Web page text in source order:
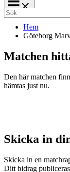
Search
for:
Hem
Göteborg
Matchen
Den här matchen
hämtas just nu.
Skicka in
Skicka in en
Ditt bidrag